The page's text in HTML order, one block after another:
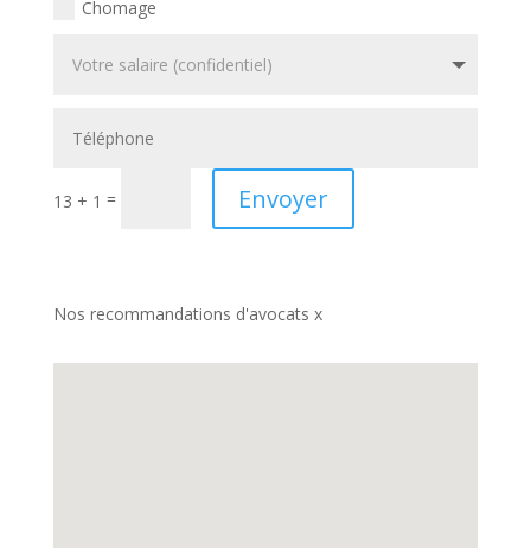
Chomage
13 + 1 = Envoyer
Nos recommandations d'avocats x